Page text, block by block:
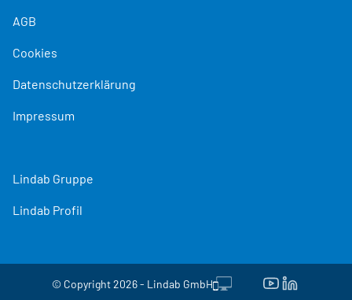
AGB
Cookies
Datenschutzerklärung
Impressum
Lindab Gruppe
Lindab Profil
© Copyright 2026 - Lindab GmbH